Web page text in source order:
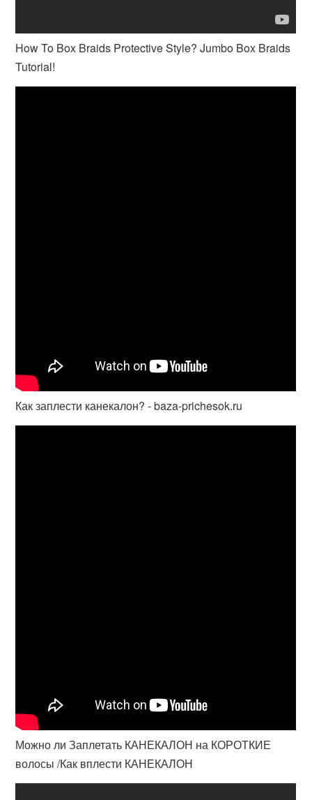
How To Box Braids Protective Style? Jumbo Box Braids
Tutorial!
Как заплести канекалон? - baza-prichesok.ru
Можно ли Заплетать КАНЕКАЛОН на КОРОТКИЕ
волосы /Как вплести КАНЕКАЛОН